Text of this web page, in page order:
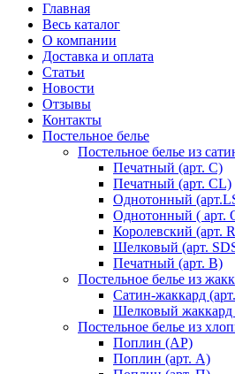
Главная
Весь каталог
О компании
Доставка и оплата
Статьи
Новости
Отзывы
Контакты
Постельное белье
Постельное белье из
Печатный (арт. С)
Печатный (арт. СL)
Однотонный
Однотонный ( арт.
Королевский (арт.
Шелковый (арт.
Печатный (арт. В)
Постельное белье из
Сатин-жаккард
Шелковый жаккард
Постельное белье из
Поплин (AP)
Поплин (арт. А)